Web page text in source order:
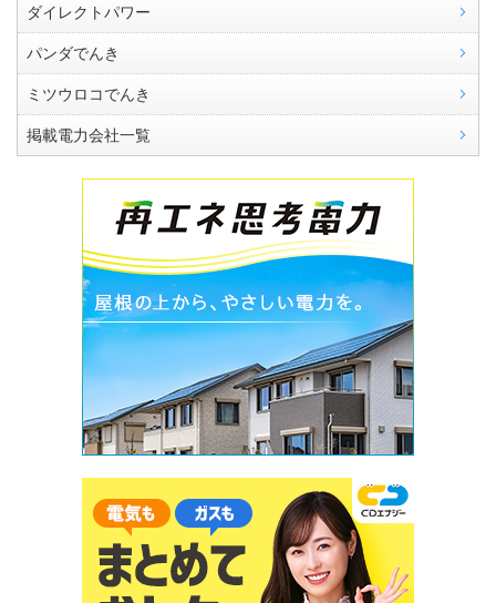
ダイレクトパワー
パンダでんき
ミツウロコでんき
掲載電力会社一覧